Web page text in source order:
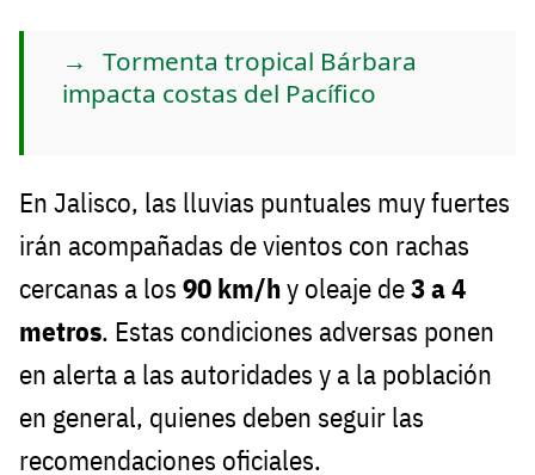
Tormenta tropical Bárbara
impacta costas del Pacífico
En Jalisco, las lluvias puntuales muy fuertes
irán acompañadas de vientos con rachas
cercanas a los 90 km/hy oleaje de3 a 4
metros. Estas condiciones adversas ponen
en alerta a las autoridades y a la población
en general, quienes deben seguir las
recomendaciones oficiales.